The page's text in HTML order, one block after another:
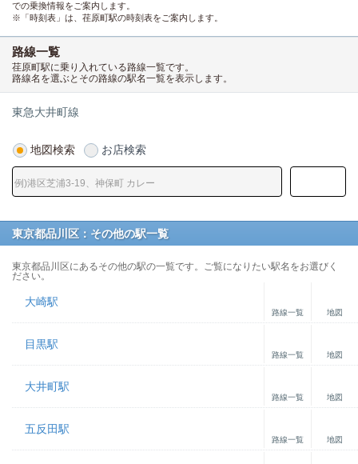
での乗換情報をご案内します。
※「時刻表」は、荏原町駅の時刻表をご案内します。
路線一覧
荏原町駅に乗り入れている路線一覧です。
路線名を選ぶとその路線の駅名一覧を表示します。
東急大井町線
地図検索 お店検索
東京都品川区：その他の駅一覧
東京都品川区にあるその他の駅の一覧です。ご覧になりたい駅名をお選びく
ださい。
大崎駅
路線一覧 地図
目黒駅
路線一覧 地図
大井町駅
路線一覧 地図
五反田駅
路線一覧 地図